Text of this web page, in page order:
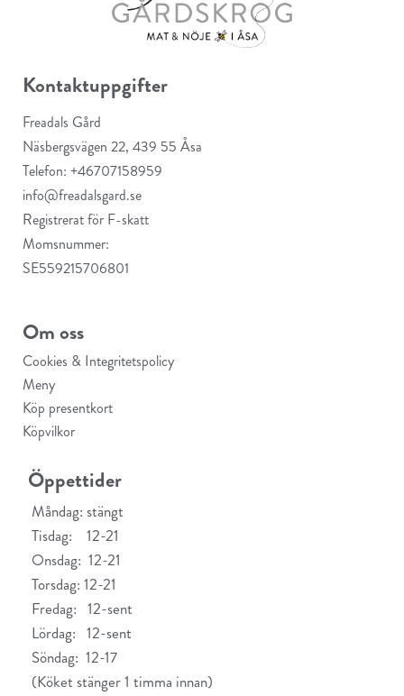
Kontaktuppgifter
Freadals Gård
Näsbergsvägen 22, 439 55 Åsa
Telefon: +46707158959
info@freadalsgard.se
Registrerat för F-skatt
Momsnummer:
SE559215706801
Om oss
Cookies & Integritetspolicy
Meny
Köp presentkort
Köpvilkor
Öppettider
Måndag: stängt
Tisdag: 12-21
Onsdag: 12-21
Torsdag: 12-21
Fredag: 12-sent
Lördag: 12-sent
Söndag: 12-17
(Köket stänger 1 timma innan)